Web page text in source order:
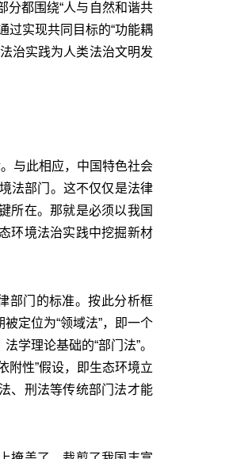
分都围绕“人与自然和谐共
过实现共同目标的“功能耦
治实践为人类法治文明发
与此相应，中国特色社会
法部门。这不仅仅是法律
所在。那就是必须以我国
环境法治实践中挖掘新材
部门的标准。按此分析框
定位为“领域法”，即一个
学理论基础的“部门法”。
附性”假设，即生态环境立
、刑法等传统部门法才能